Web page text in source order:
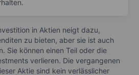
in Aktien neigt dazu,
zu bieten, aber sie ist auch
Sie können einen Teil oder die
verlieren. Die vergangenen
Aktie sind kein verlässlicher